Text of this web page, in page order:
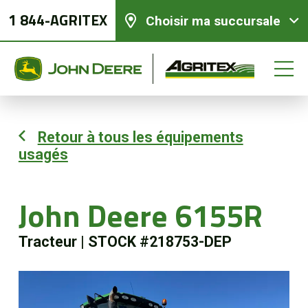
1 844-AGRITEX Choisir ma succursale
Retour à tous les équipements
usagés
John Deere 6155R
Tracteur STOCK #218753-DEP
Équipements neufs
Équipements usagés
Pièces et services
Agriculture de précision